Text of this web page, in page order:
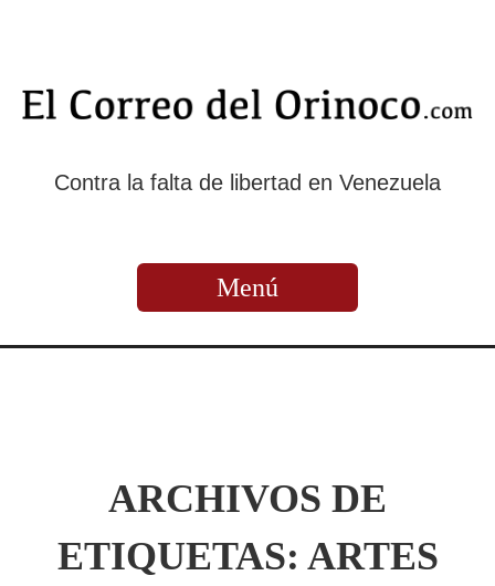
Contra la falta de libertad en Venezuela
Menú
ARCHIVOS DE
ETIQUETAS: ARTES